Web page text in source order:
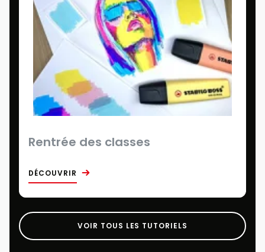
Rentrée des classes
DÉCOUVRIR
VOIR TOUS LES TUTORIELS